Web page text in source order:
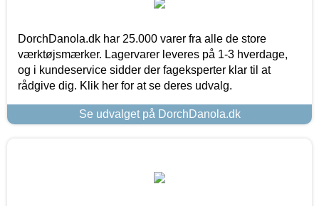
DorchDanola.dk har 25.000 varer fra alle de store
værktøjsmærker. Lagervarer leveres på 1-3 hverdage,
og i kundeservice sidder der fageksperter klar til at
rådgive dig. Klik her for at se deres udvalg.
Se udvalget på DorchDanola.dk